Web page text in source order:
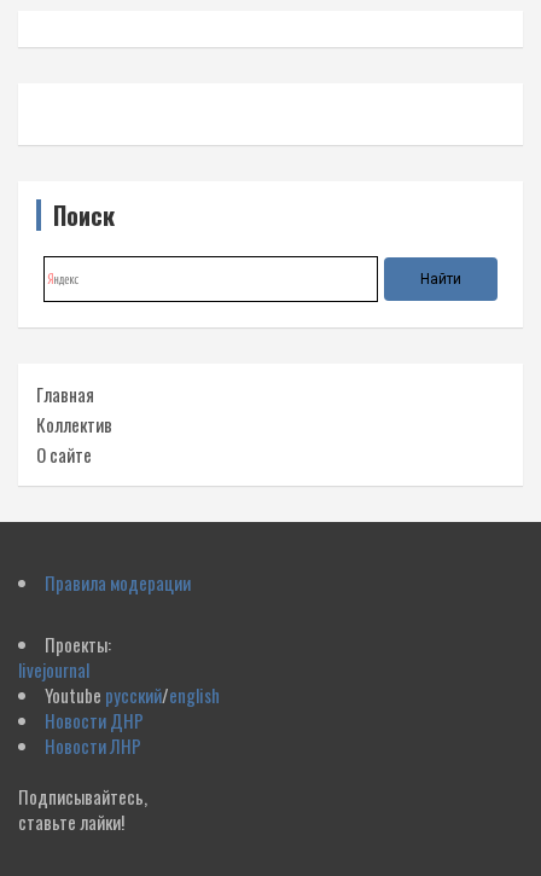
Поиск
Главная
Коллектив
О сайте
Правила модерации
Проекты:
livejournal
Youtube русский/english
Новости ДНР
Новости ЛНР
Подписывайтесь,
ставьте лайки!